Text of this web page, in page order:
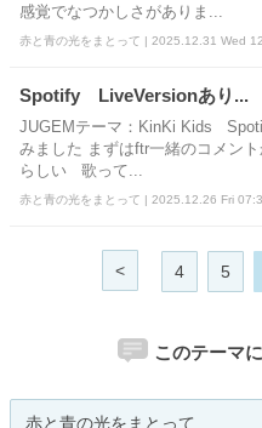
感覚でなつかしさがありま...
赤と青の光をまとって | 2025.12.31 Wed
Spotify LiveVersionあり...
JUGEMテーマ：KinKi Kids
みました まずはftr一緒のコメン
らしい 歌って...
赤と青の光をまとって | 2025.12.26 Fri
< 4 5
このテーマ
赤と青の光をまとって